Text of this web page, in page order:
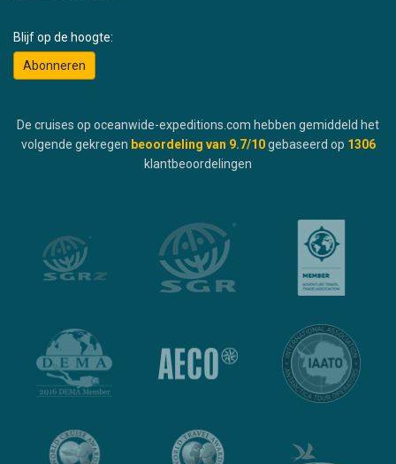
Blijf op de hoogte:
Abonneren
De cruises op oceanwide-expeditions.com hebben gemiddeld het
volgende gekregen beoordeling van 9.7/10 gebaseerd op 1306
klantbeoordelingen